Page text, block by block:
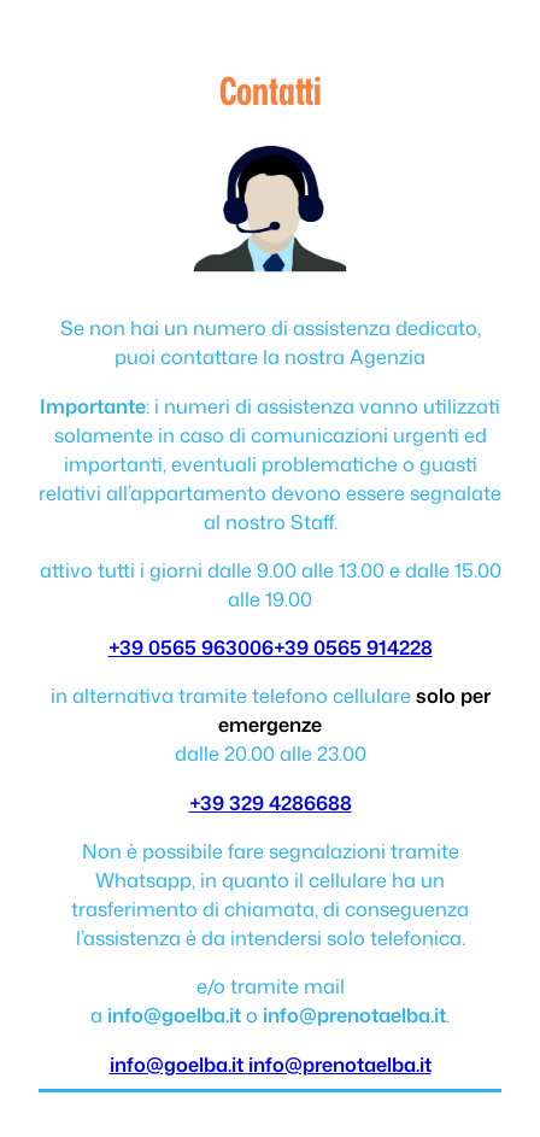
Contatti
Se non hai un numero di assistenza dedicato,
puoi contattare la nostra Agenzia
Importante: i numeri di assistenza vanno utilizzati
solamente in caso di comunicazioni urgenti ed
importanti, eventuali problematiche o guasti
relativi all’appartamento devono essere segnalate
al nostro Staff.
attivo tutti i giorni dalle 9.00 alle 13.00 e dalle 15.00
alle 19.00
+39 0565 963006+39 0565 914228
in alternativa tramite telefono cellularesolo per
emergenze
dalle 20.00 alle 23.00
+39 329 4286688
Non è possibile fare segnalazioni tramite
Whatsapp, in quanto il cellulare ha un
trasferimento di chiamata, di conseguenza
l’assistenza è da intendersi solo telefonica.
e/o tramite mail
a info@goelba.ito info@prenotaelba.it.
info@goelba.it info@prenotaelba.it